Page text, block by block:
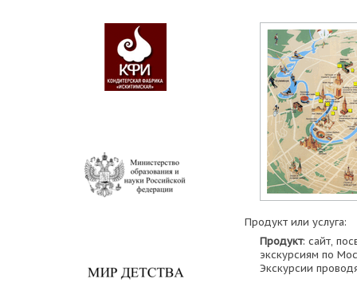
Продукт или услуга:
Продукт: сайт,
экскурсиям по
Экскурсии